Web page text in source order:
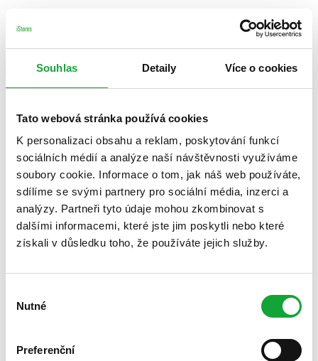
Souhlas Detaily Více o cookies
Tato webová stránka používá cookies
K personalizaci obsahu a reklam, poskytování funkcí
sociálních médií a analýze naší návštěvnosti využíváme
soubory cookie. Informace o tom, jak náš web používáte,
sdílíme se svými partnery pro sociální média, inzerci a
analýzy. Partneři tyto údaje mohou zkombinovat s
dalšími informacemi, které jste jim poskytli nebo které
získali v důsledku toho, že používáte jejich služby.
souhlasu
Nutné
Preferenční